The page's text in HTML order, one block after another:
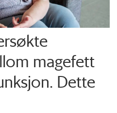
magefett
Dette